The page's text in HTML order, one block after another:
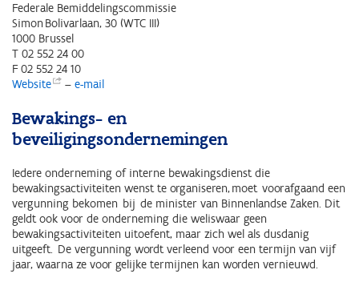
Federale Bemiddelingscommissie
Simon Bolivarlaan, 30 (WTC III)
1000 Brussel
T 02 552 24 00
F 02 552 24 10
Website
– e-mail
Bewakings- en
beveiligingsondernemingen
Iedere onderneming of interne bewakingsdienst die
bewakingsactiviteiten wenst te organiseren, moet voorafgaand een
vergunning bekomen bij de minister van Binnenlandse Zaken. Dit
geldt ook voor de onderneming die weliswaar geen
bewakingsactiviteiten uitoefent, maar zich wel als dusdanig
uitgeeft. De vergunning wordt verleend voor een termijn van vijf
jaar, waarna ze voor gelijke termijnen kan worden vernieuwd.